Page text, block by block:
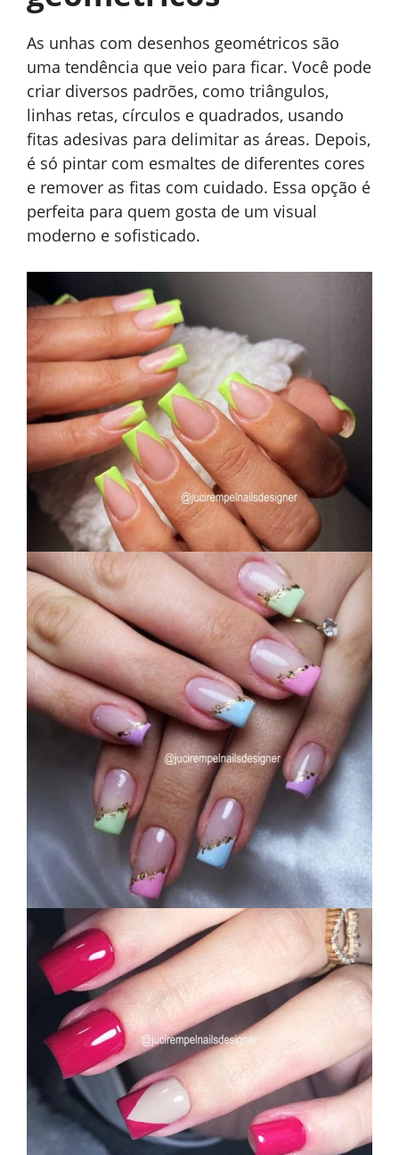
As unhas com desenhos geométricos são
uma tendência que veio para ficar. Você pode
criar diversos padrões, como triângulos,
linhas retas, círculos e quadrados, usando
fitas adesivas para delimitar as áreas. Depois,
é só pintar com esmaltes de diferentes cores
e remover as fitas com cuidado. Essa opção é
perfeita para quem gosta de um visual
moderno e sofisticado.